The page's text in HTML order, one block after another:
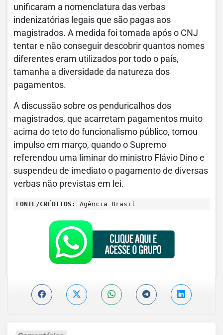
unificaram a nomenclatura das verbas
indenizatórias legais que são pagas aos
magistrados. A medida foi tomada após o CNJ
tentar e não conseguir descobrir quantos nomes
diferentes eram utilizados por todo o país,
tamanha a diversidade da natureza dos
pagamentos.
A discussão sobre os penduricalhos dos
magistrados, que acarretam pagamentos muito
acima do teto do funcionalismo público, tomou
impulso em março, quando o Supremo
referendou uma liminar do ministro Flávio Dino e
suspendeu de imediato o pagamento de diversas
verbas não previstas em lei.
FONTE/CRÉDITOS: Agência Brasil